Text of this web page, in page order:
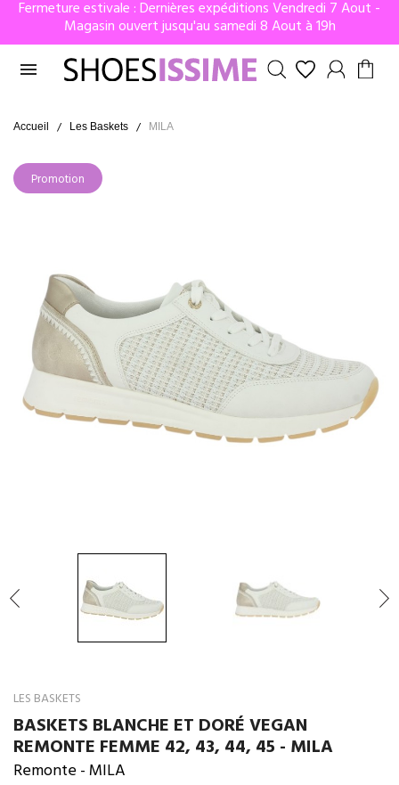
Fermeture estivale : Dernières expéditions Vendredi 7 Aout -
Magasin ouvert jusqu'au samedi 8 Aout à 19h

Accueil Les Baskets MILA
Promotion
LES BASKETS
BASKETS BLANCHE ET DORÉ VEGAN
REMONTE FEMME 42, 43, 44, 45 - MILA
Remonte- MILA